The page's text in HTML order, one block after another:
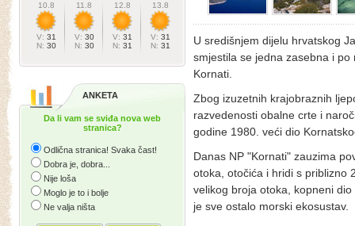
10.8
V: 31
N: 30
11.8
V: 30
N: 30
12.8
V: 31
N: 31
13.8
V: 31
N: 31
ANKETA
Da li vam se sviđa nova web
stranica?
Odlična stranica! Svaka čast!
Dobra je, dobra...
Nije loša
Moglo je to i bolje
Ne valja ništa
U središnjem dijelu hrvatskog
smjestila se jedna zasebna i
Kornati.
Zbog izuzetnih krajobraznih
razvedenosti obalne crte i
godine 1980. veći dio
Danas NP "Kornati" zauzima
otoka, otočića i hridi s priblizno
velikog broja otoka, kopneni
je sve ostalo morski ekosustav.